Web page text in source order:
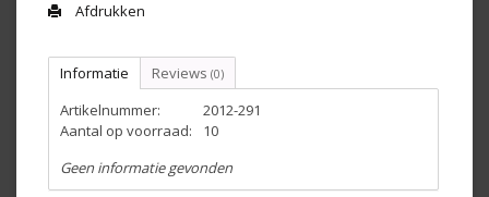
Afdrukken
Informatie Reviews (0)
Artikelnummer:
2012-291
Aantal op voorraad:
10
Geen informatie gevonden